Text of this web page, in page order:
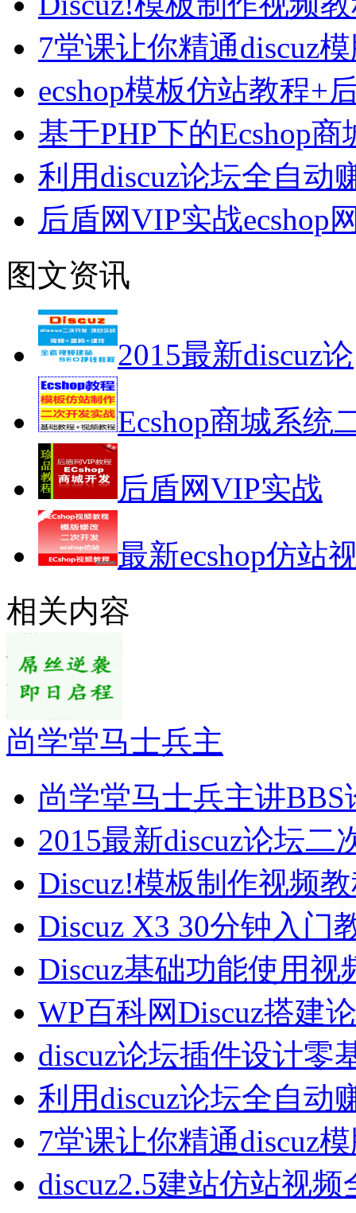
7堂课让你精通discuz
ecshop模板仿站教程+
基于PHP下的Ecshop
利用discuz论坛全自动
后盾网VIP实战ecshop
图文资讯
2015最新discuz论
Ecshop商城系统
后盾网VIP实战
最新ecshop仿站
相关内容
尚学堂马士兵主
尚学堂马士兵主讲BBS
2015最新discuz论坛二
Discuz!模板制作视频
Discuz X3 30分钟入门
Discuz基础功能使用视
WP百科网Discuz搭建
discuz论坛插件设计零
利用discuz论坛全自动
7堂课让你精通discuz
discuz2.5建站仿站视频